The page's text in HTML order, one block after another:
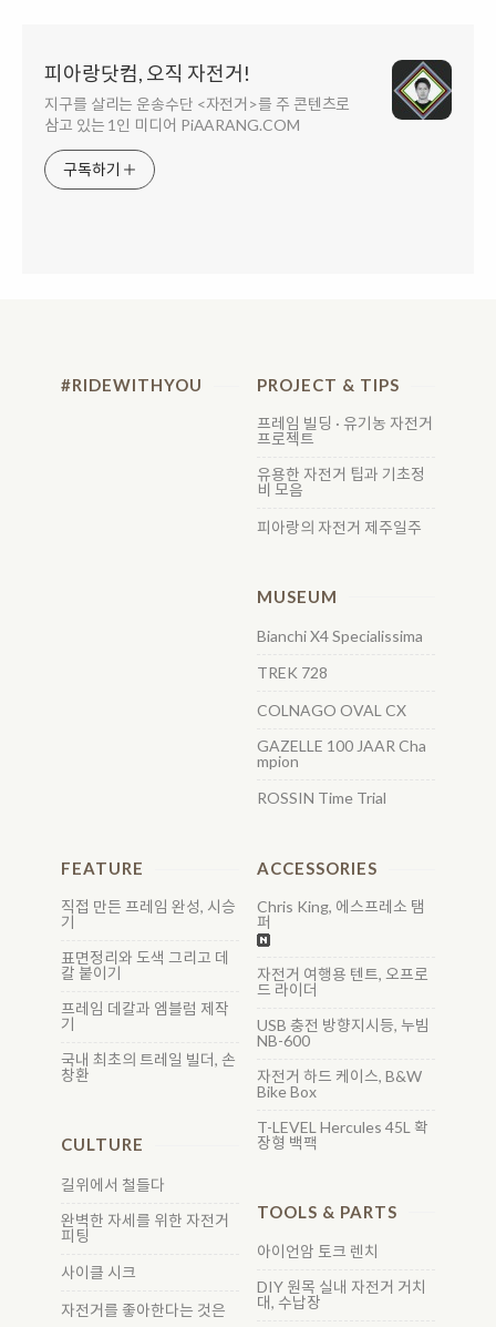
피아랑닷컴, 오직 자전거!
지구를 살리는 운송수단 <자전거>를 주 콘텐츠로
삼고 있는 1인 미디어 PiAARANG.COM
구독하기
#RIDEWITHYOU PROJECT & TIPS
프레임 빌딩 · 유기농 자전거
프로젝트
유용한 자전거 팁과 기초정
비 모음
피아랑의 자전거 제주일주
MUSEUM
Bianchi X4 Specialissima
TREK 728
COLNAGO OVAL CX
GAZELLE 100 JAAR Cha
mpion
ROSSIN Time Trial
FEATURE
직접 만든 프레임 완성, 시승
기
표면정리와 도색 그리고 데
칼 붙이기
프레임 데칼과 엠블럼 제작
기
국내 최초의 트레일 빌더, 손
창환
CULTURE
길위에서 철들다
완벽한 자세를 위한 자전거
피팅
사이클 시크
자전거를 좋아한다는 것은
ACCESSORIES
Chris King, 에스프레소 탬
퍼
자전거 여행용 텐트, 오프로
드 라이더
USB 충전 방향지시등, 누빔
NB-600
자전거 하드 케이스, B&W
Bike Box
T-LEVEL Hercules 45L 확
장형 백팩
TOOLS & PARTS
아이언암 토크 렌치
DIY 원목 실내 자전거 거치
대, 수납장